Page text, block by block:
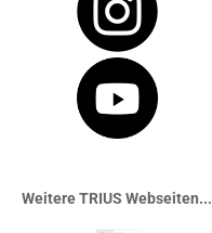
Weitere TRIUS Webseiten...